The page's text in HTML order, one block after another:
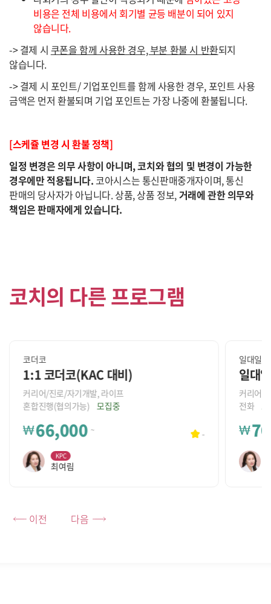
비용은 전체 비용에서 회기별 균등 배분이 되어 있지
않습니다.
-> 결제 시 쿠폰을 함께 사용한 경우, 부분 환불 시 반환되지
않습니다.
-> 결제 시 포인트/ 기업포인트를 함께 사용한 경우, 포인트 사용
금액은 먼저 환불되며 기업 포인트는 가장 나중에 환불됩니다.
[스케쥴 변경 시 환불 정책]
일정 변경은 의무 사항이 아니며, 코치와 협의 및 변경이 가능한
경우에만 적용됩니다. 코아시스는 통신판매중개자이며, 통신
판매의 당사자가 아닙니다. 상품, 상품 정보, 거래에 관한 의무와
책임은 판매자에게 있습니다.
코치의 다른 프로그램
코더코
1:1 코더코(KAC 대비)
커리어/진로/자기개발, 라이프
혼합진행(협의가능)
모집중
₩66,000 ~ -
KPC
최여림
일대일
일대
커리어/
전화
₩
이전 다음